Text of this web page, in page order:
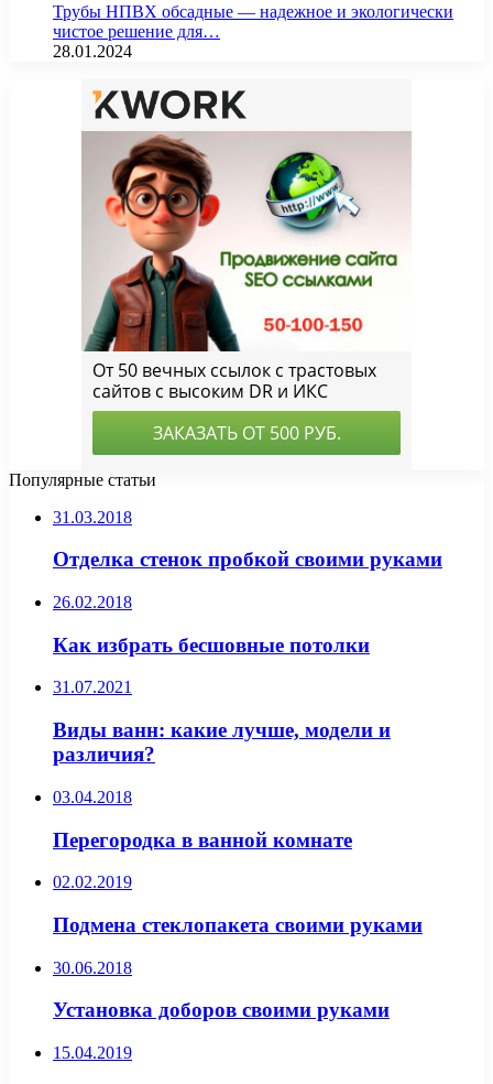
Трубы НПВХ обсадные — надежное и экологически
чистое решение для…
28.01.2024
Популярные статьи
31.03.2018
Отделка стенок пробкой своими руками
26.02.2018
Как избрать бесшовные потолки
31.07.2021
Виды ванн: какие лучше, модели и
различия?
03.04.2018
Перегородка в ванной комнате
02.02.2019
Подмена стеклопакета своими руками
30.06.2018
Установка доборов своими руками
15.04.2019